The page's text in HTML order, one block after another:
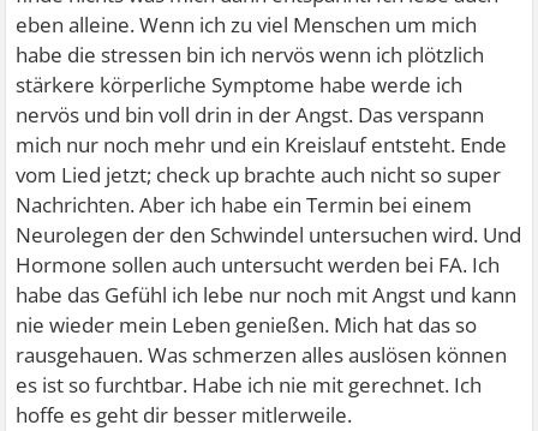
eben alleine. Wenn ich zu viel Menschen um mich
habe die stressen bin ich nervös wenn ich plötzlich
stärkere körperliche Symptome habe werde ich
nervös und bin voll drin in der Angst. Das verspann
mich nur noch mehr und ein Kreislauf entsteht. Ende
vom Lied jetzt; check up brachte auch nicht so super
Nachrichten. Aber ich habe ein Termin bei einem
Neurolegen der den Schwindel untersuchen wird. Und
Hormone sollen auch untersucht werden bei FA. Ich
habe das Gefühl ich lebe nur noch mit Angst und kann
nie wieder mein Leben genießen. Mich hat das so
rausgehauen. Was schmerzen alles auslösen können
es ist so furchtbar. Habe ich nie mit gerechnet. Ich
hoffe es geht dir besser mitlerweile.